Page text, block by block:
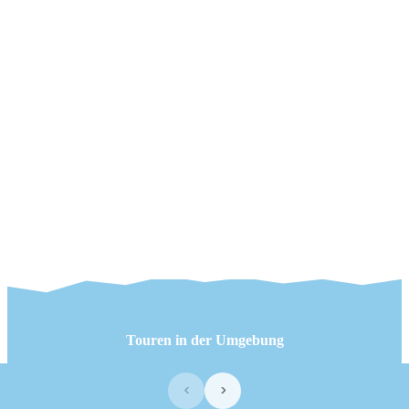
Touren in der Umgebung
‹ ›